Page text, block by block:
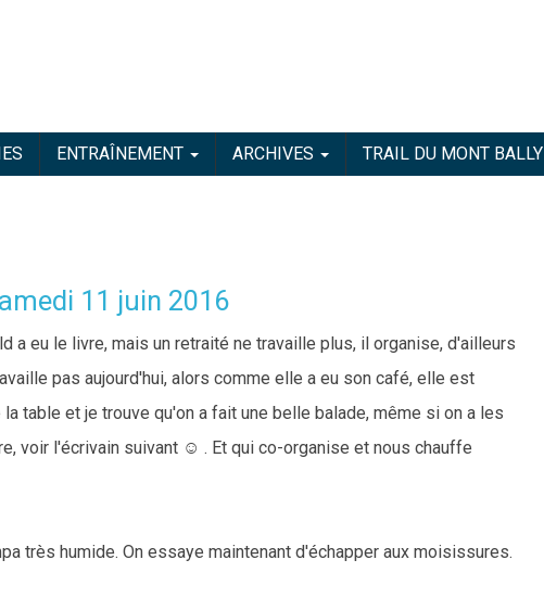
ENTRAÎNEMENT ARCHIVES TRAIL DU MONT BALLY
11 juin 2016
a eu le livre, mais un retraité ne travaille plus, il organise, d'ailleurs
pas aujourd'hui, alors comme elle a eu son café, elle est
table et je trouve qu'on a fait une belle balade, même si on a les
voir l'écrivain suivant ☺ . Et qui co-organise et nous chauffe
très humide. On essaye maintenant d'échapper aux moisissures.